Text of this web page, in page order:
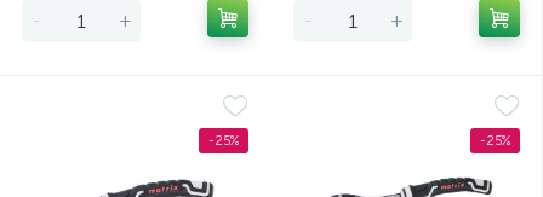
- + - +
-25% -25%